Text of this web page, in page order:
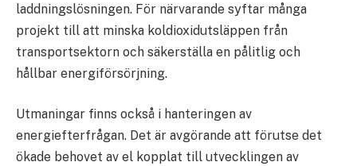
laddningslösningen. För närvarande syftar många
projekt till att minska koldioxidutsläppen från
transportsektorn och säkerställa en pålitlig och
hållbar energiförsörjning.
Utmaningar finns också i hanteringen av
energiefterfrågan. Det är avgörande att förutse det
ökade behovet av el kopplat till utvecklingen av